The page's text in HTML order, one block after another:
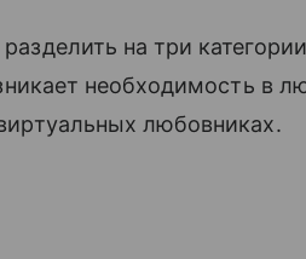
на три
необходимость в
любовниках.